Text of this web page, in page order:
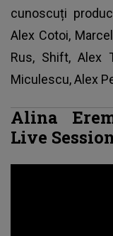
cunoscuți
Alex Cotoi,
Rus, Shift, Alex
Miculescu, Alex
Alina
Live